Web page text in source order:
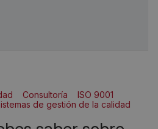
Consultoría
ISO 9001
de gestión de la calidad